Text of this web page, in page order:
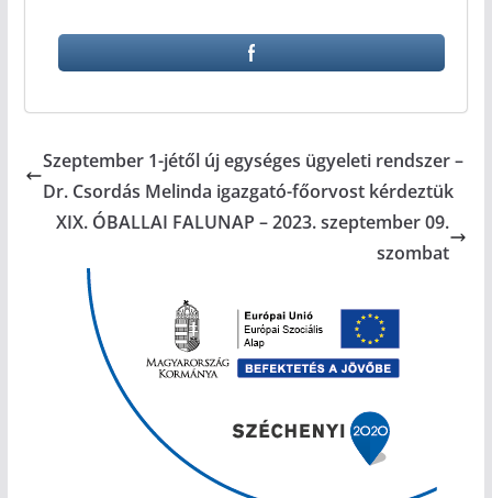
Szeptember 1-jétől új egységes ügyeleti rendszer –
Dr. Csordás Melinda igazgató-főorvost kérdeztük
XIX. ÓBALLAI FALUNAP – 2023. szeptember 09.
szombat